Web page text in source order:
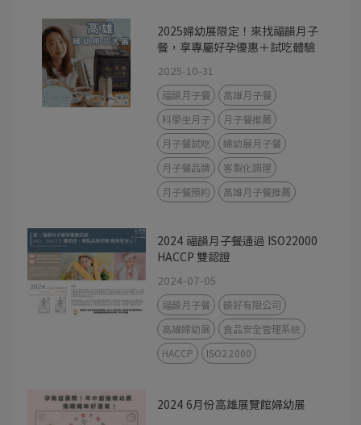
2025婦幼展限定！來找福韻月子
餐，享專屬好孕優惠＋試吃體驗
2025-10-31
福韻月子餐
高雄月子餐
科學坐月子
月子餐推薦
月子餐試吃
婦幼展月子餐
月子餐品牌
客製化調理
月子餐預約
高雄月子餐推薦
2024 福韻月子餐通過 ISO22000
HACCP 雙認證
2024-07-05
福韻月子餐
韻好有限公司
高雄婦幼展
食品安全管理系統
HACCP
ISO22000
2024 6月份高雄展覽館婦幼展